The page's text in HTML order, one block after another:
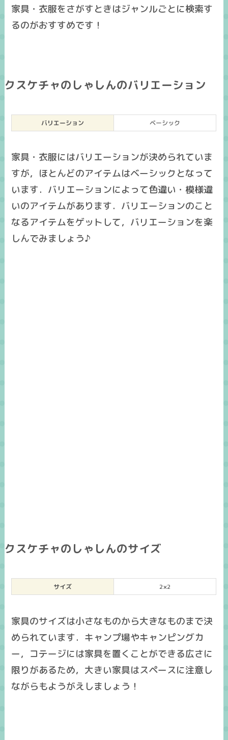
家具・衣服をさがすときはジャンルごとに検索す
るのがおすすめです！
クスケチャのしゃしんのバリエーション
バリエーション ベーシック
家具・衣服にはバリエーションが決められていま
すが，ほとんどのアイテムはベーシックとなって
います．バリエーションによって色違い・模様違
いのアイテムがあります．バリエーションのこと
なるアイテムをゲットして，バリエーションを楽
しんでみましょう♪
クスケチャのしゃしんのサイズ
サイズ 2×2
家具のサイズは小さなものから大きなものまで決
められています．キャンプ場やキャンピングカ
ー，コテージには家具を置くことができる広さに
限りがあるため，大きい家具はスペースに注意し
ながらもようがえしましょう！